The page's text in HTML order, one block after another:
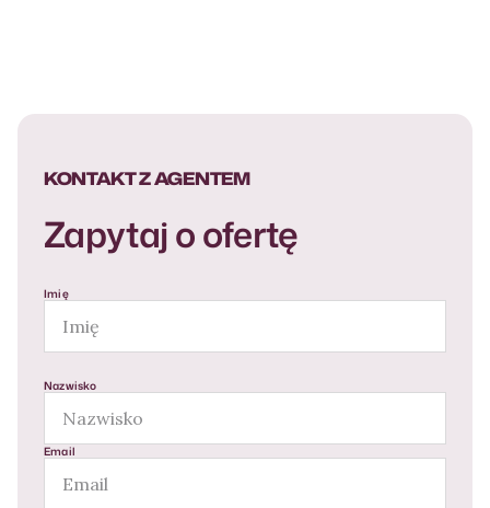
KONTAKT Z AGENTEM
Zapytaj o ofertę
Imię
Nazwisko
Email